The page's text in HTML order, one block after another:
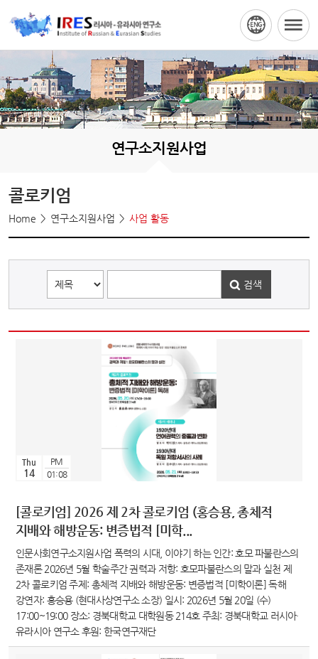
연구소지원사업
콜로키엄
Home 연구소지원사업 사업 활동
[콜로키엄] 2026 제 2차 콜로키엄 (홍승용, 총체적
지배와 해방운동: 변증법적 [미학...
인문사회연구소지원사업 폭력의 시대, 이야기 하는 인간: 호모 파불란스의
존재론 2026년 5월 학술주간 권력과 저항: 호모파불란스의 말과 실천 제
2차 콜로키엄 주제: 총체적 지배와 해방운동: 변증법적 [미학이론] 독해
강연자: 홍승용 (현대사상연구소 소장) 일시: 2026년 5월 20일 (수)
17:00~19:00 장소: 경북대학교 대학원동 214호 주최: 경북대학교 러시아·
유라시아 연구소 후원: 한국연구재단
Thu
14
PM
01:08